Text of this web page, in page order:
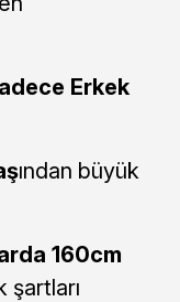
Erkek
ından büyük
160cm
şartları